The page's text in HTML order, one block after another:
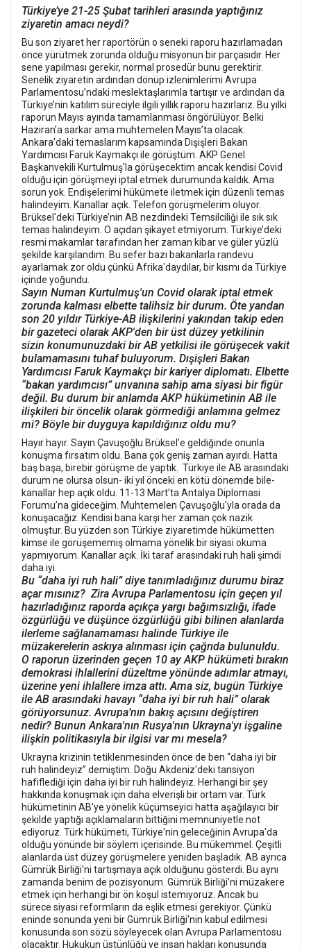
Türkiye’ye 21-25 Şubat tarihleri arasında yaptığınız
ziyaretin amacı neydi?
Bu son ziyaret her raportörün o seneki raporu hazırlamadan
önce yürütmek zorunda olduğu misyonun bir parçasıdır. Her
sene yapılması gerekir, normal prosedür bunu gerektirir.
Senelik ziyaretin ardından dönüp izlenimlerimi Avrupa
Parlamentosu’ndaki meslektaşlarımla tartışır ve ardından da
Türkiye’nin katılım süreciyle ilgili yıllık raporu hazırlarız. Bu yılki
raporun Mayıs ayında tamamlanması öngörülüyor. Belki
Haziran’a sarkar ama muhtemelen Mayıs’ta olacak.
Ankara’daki temaslarım kapsamında Dışişleri Bakan
Yardımcısı Faruk Kaymakçı ile görüştüm. AKP Genel
Başkanvekili Kurtulmuş'la görüşecektim ancak kendisi Covid
olduğu için görüşmeyi iptal etmek durumunda kaldık. Ama
sorun yok. Endişelerimi hükümete iletmek için düzenli temas
halindeyim. Kanallar açık. Telefon görüşmelerim oluyor.
Brüksel'deki Türkiye’nin AB nezdindeki Temsilciliği ile sık sık
temas halindeyim. O açıdan şikayet etmiyorum. Türkiye’deki
resmi makamlar tarafından her zaman kibar ve güler yüzlü
şekilde karşılandım. Bu sefer bazı bakanlarla randevu
ayarlamak zor oldu çünkü Afrika'daydılar, bir kısmı da Türkiye
içinde yoğundu.
Sayın Numan Kurtulmuş'un Covid olarak iptal etmek
zorunda kalması elbette talihsiz bir durum. Öte yandan
son 20 yıldır Türkiye-AB ilişkilerini yakından takip eden
bir gazeteci olarak AKP'den bir üst düzey yetkilinin
sizin konumunuzdaki bir AB yetkilisi ile görüşecek vakit
bulamamasını tuhaf buluyorum. Dışişleri Bakan
Yardımcısı Faruk Kaymakçı bir kariyer diplomatı. Elbette
“bakan yardımcısı” unvanına sahip ama siyasi bir figür
değil. Bu durum bir anlamda AKP hükümetinin AB ile
ilişkileri bir öncelik olarak görmediği anlamına gelmez
mi? Böyle bir duyguya kapıldığınız oldu mu?
Hayır hayır. Sayın Çavuşoğlu Brüksel'e geldiğinde onunla
konuşma fırsatım oldu. Bana çok geniş zaman ayırdı. Hatta
baş başa, birebir görüşme de yaptık. Türkiye ile AB arasındaki
durum ne olursa olsun- iki yıl önceki en kötü dönemde bile-
kanallar hep açık oldu. 11-13 Mart’ta Antalya Diplomasi
Forumu’na gideceğim. Muhtemelen Çavuşoğlu'yla orada da
konuşacağız. Kendisi bana karşı her zaman çok nazik
olmuştur. Bu yüzden son Türkiye ziyaretimde hükümetten
kimse ile görüşememiş olmama yönelik bir siyasi okuma
yapmıyorum. Kanallar açık. İki taraf arasındaki ruh hali şimdi
daha iyi.
Bu “daha ​​iyi ruh hali” diye tanımladığınız durumu biraz
açar mısınız? Zira Avrupa Parlamentosu için geçen yıl
hazırladığınız raporda açıkça yargı bağımsızlığı, ifade
özgürlüğü ve düşünce özgürlüğü gibi bilinen alanlarda
ilerleme sağlanamaması halinde Türkiye ile
müzakerelerin askıya alınması için çağrıda bulunuldu.
O raporun üzerinden geçen 10 ay AKP hükümeti bırakın
demokrasi ihlallerini düzeltme yönünde adımlar atmayı,
üzerine yeni ihlallere imza attı. Ama siz, bugün Türkiye
ile AB arasındaki havayı “daha ​​iyi bir ruh hali” olarak
görüyorsunuz. Avrupa’nın bakış açısını değiştiren
nedir? Bunun Ankara'nın Rusya'nın Ukrayna'yı işgaline
ilişkin politikasıyla bir ilgisi var mı mesela?
Ukrayna krizinin tetiklenmesinden önce de ben “daha ​​iyi bir
ruh halindeyiz” demiştim. Doğu Akdeniz'deki tansiyon
hafiflediği için daha iyi bir ruh halindeyiz. Herhangi bir şey
hakkında konuşmak için daha elverişli bir ortam var. Türk
hükümetinin AB'ye yönelik küçümseyici hatta aşağılayıcı bir
şekilde yaptığı açıklamaların bittiğini memnuniyetle not
ediyoruz. Türk hükümeti, Türkiye'nin geleceğinin Avrupa'da
olduğu yönünde bir söylem içerisinde. Bu mükemmel. Çeşitli
alanlarda üst düzey görüşmelere yeniden başladık. AB ayrıca
Gümrük Birliği'ni tartışmaya açık olduğunu gösterdi. Bu aynı
zamanda benim de pozisyonum. Gümrük Birliği’ni müzakere
etmek için herhangi bir ön koşul istemiyoruz. Ancak bu
sürece siyasi reformların da eşlik etmesi gerekiyor. Çünkü
eninde sonunda yeni bir Gümrük Birliği'nin kabul edilmesi
konusunda son sözü söyleyecek olan Avrupa Parlamentosu
olacaktır. Hukukun üstünlüğü ve insan hakları konusunda